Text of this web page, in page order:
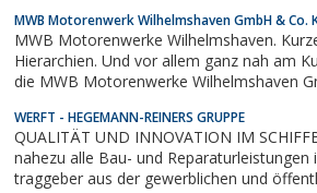
MWB Motorenwerk Wilhelmshaven GmbH & Co.
MWB Motorenwerke Wilhelmshaven.
Hierarchien. Und vor allem ganz nah am Kunden. Das
die MWB Motorenwerke Wilhelmshaven
beheimatete Unternehmen ist ein
WERFT - HEGEMANN-REINERS GRUPPE
QUALITÄT UND INNOVATION IM
nahezu alle Bau- und
trag­ge­ber aus der gewerb­li­chen und